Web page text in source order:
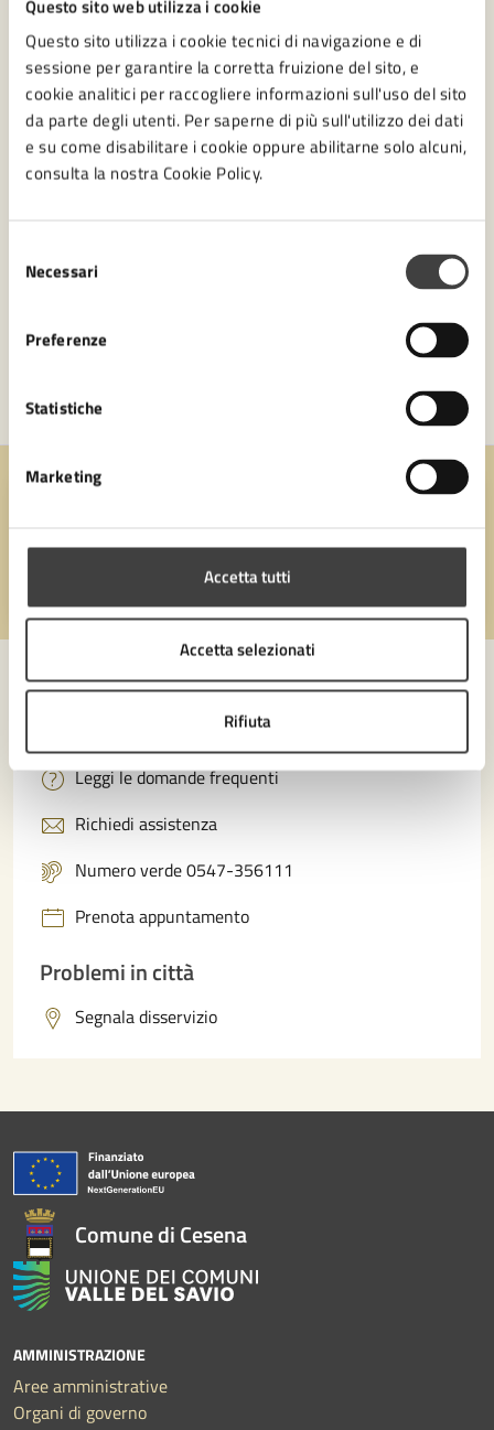
Questo sito web utilizza i cookie
Questo sito utilizza i cookie tecnici di navigazione e di
sessione per garantire la corretta fruizione del sito, e
cookie analitici per raccogliere informazioni sull'uso del sito
da parte degli utenti. Per saperne di più sull'utilizzo dei dati
e su come disabilitare i cookie oppure abilitarne solo alcuni,
consulta la nostra Cookie Policy.
delNecessari
Preferenze
Statistiche
Marketing
Accetta tutti
Accetta selezionati
Rifiuta
Pratiche Sismiche
Ufficio idoneità alloggiative per cittadini stranieri
Ufficio di Piano Associato
Servizio Tecnico Associato Sportello Unico Edilizia
Quanto sono chiare le informazioni su questa
Valuta 5 stelle su 5
Valuta 4 stelle su 5
Valuta 3 stelle su 5
Valuta 2 stelle su 5
Valuta 1 stelle su 5
Leggi le domande frequenti
Richiedi assistenza
Numero verde 0547-356111
Prenota appuntamento
Problemi in città
Segnala disservizio
Comune di Cesena
AMMINISTRAZIONE
Aree amministrative
Organi di governo